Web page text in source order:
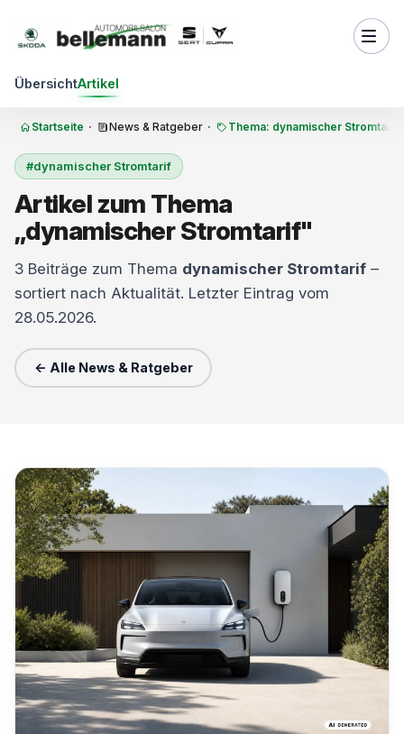
ÜbersichtArtikel
Startseite · News & Ratgeber · Thema: dynamischer Stromtarif
#dynamischer Stromtarif
Artikel zum Thema
„dynamischer Stromtarif"
3 Beiträge zum Thema dynamischer Stromtarif –
sortiert nach Aktualität. Letzter Eintrag vom
28.05.2026.
← Alle News & Ratgeber